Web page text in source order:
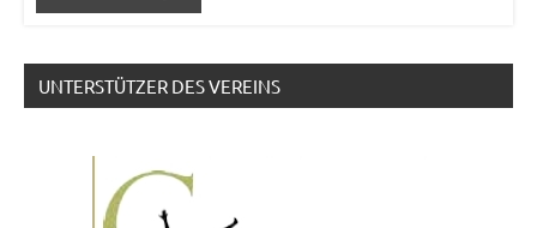
UNTERSTÜTZER DES VEREINS